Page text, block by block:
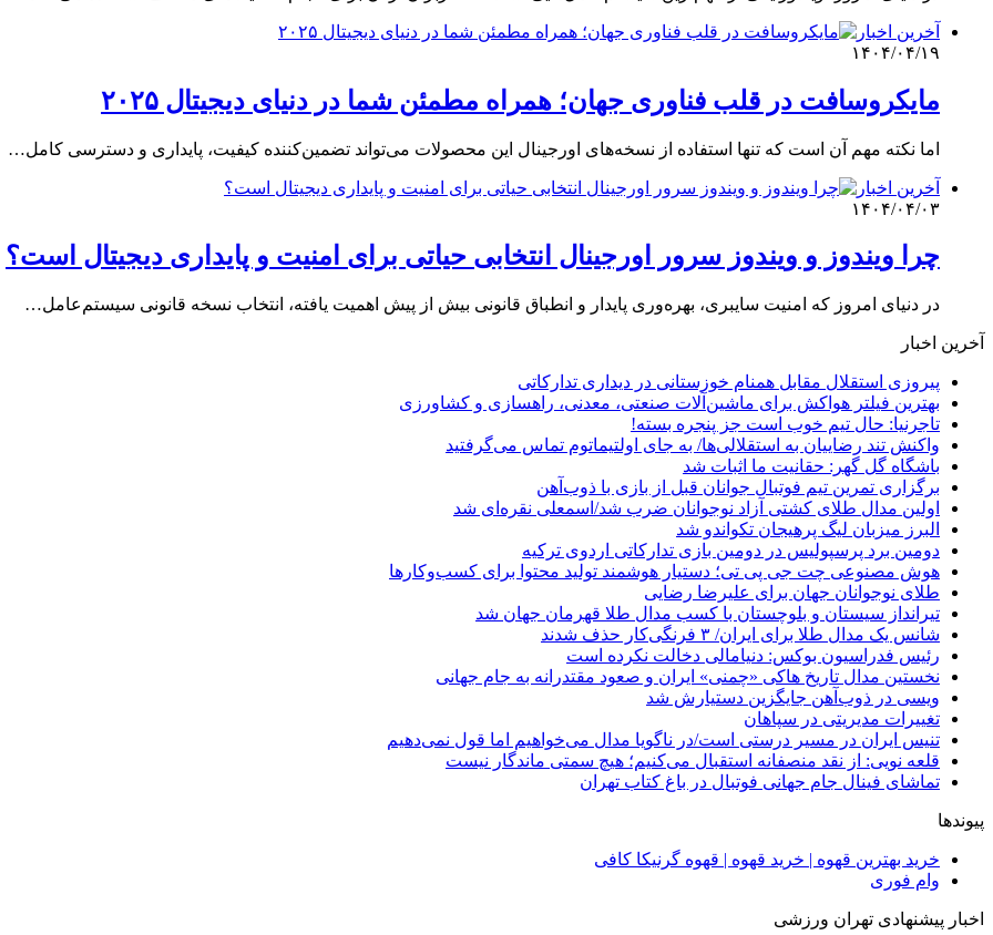
آخرین اخبار
۱۴۰۴/۰۴/۱۹
مایکروسافت در قلب فناوری جهان؛ همراه مطمئن شما در دنیای دیجیتال ۲۰۲۵
اما نکته مهم آن است که تنها استفاده از نسخه‌های اورجینال این محصولات می‌تواند تضمین‌کننده کیفیت، پایداری و دسترسی کامل…
آخرین اخبار
۱۴۰۴/۰۴/۰۳
چرا ویندوز و ویندوز سرور اورجینال انتخابی حیاتی برای امنیت و پایداری دیجیتال است؟
در دنیای امروز که امنیت سایبری، بهره‌وری پایدار و انطباق قانونی بیش از پیش اهمیت یافته، انتخاب نسخه‌ قانونی سیستم‌عامل…
آخرین اخبار
پیروزی استقلال مقابل همنام خوزستانی در دیداری تدارکاتی
بهترین فیلتر هواکش برای ماشین‌آلات صنعتی، معدنی، راهسازی و کشاورزی
تاجرنیا: حال تیم خوب است جز پنجره بسته!
واکنش تند رضاییان به استقلالی‌ها/ به جای اولتیماتوم تماس می‌گرفتید
باشگاه گل گهر: حقانیت ما اثبات شد
برگزاری تمرین تیم فوتبال جوانان قبل از بازی با ذوب‌آهن
اولین مدال طلای کشتی آزاد نوجوانان ضرب شد/اسمعلی نقره‌ای شد
البرز میزبان لیگ پرهیجان تکواندو شد
دومین برد پرسپولیس در دومین بازی تدارکاتی اردوی ترکیه
هوش مصنوعی چت جی پی تی؛ دستیار هوشمند تولید محتوا برای کسب‌وکارها
طلای نوجوانان جهان برای علیرضا رضایی
تیرانداز سیستان و بلوچستان با کسب مدال طلا قهرمان جهان شد
شانس یک مدال طلا برای ایران/ ۳ فرنگی‌کار حذف شدند
رئیس فدراسیون بوکس: دنیامالی دخالت نکرده است
نخستین مدال تاریخ هاکی «چمنی» ایران و صعود مقتدرانه به جام جهانی
ویسی در ذوب‌آهن جایگزین دستیارش شد
تغییرات مدیریتی در سپاهان
تنیس ایران در مسیر درستی است/در ناگویا مدال می‌خواهیم اما قول نمی‌دهیم
قلعه نویی: از نقد منصفانه استقبال می‌کنیم؛ هیچ سمتی ماندگار نیست
تماشای فینال جام جهانی فوتبال در باغ کتاب تهران
پیوندها
خرید بهترین قهوه | خرید قهوه | قهوه گرنیکا کافی
وام فوری
اخبار پیشنهادی تهران ورزشی